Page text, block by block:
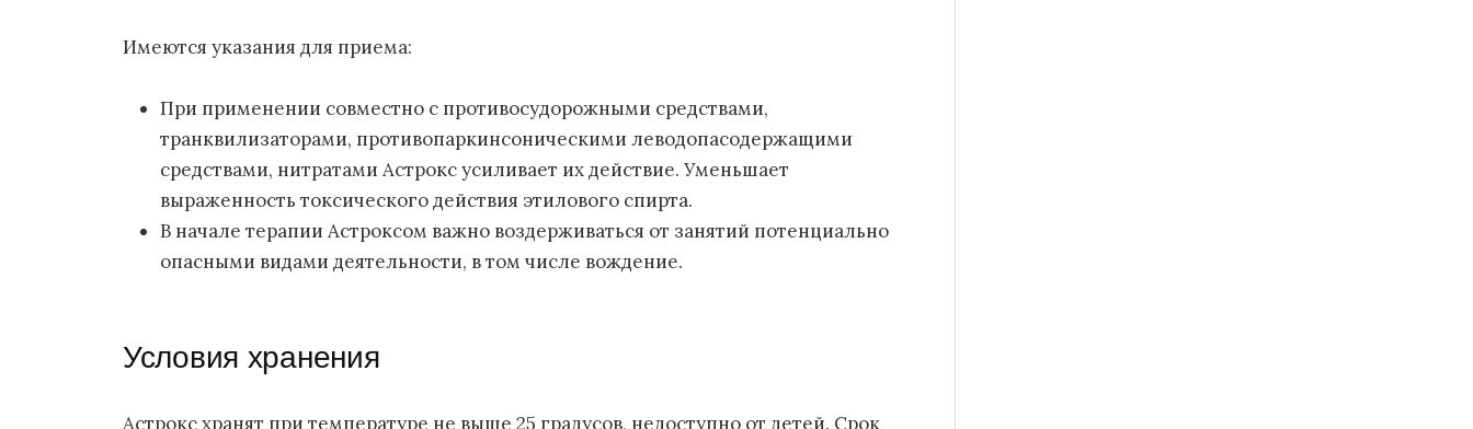
Имеются указания для приема:
При применении совместно с противосудорожными средствами,
транквилизаторами, противопаркинсоническими леводопасодержащими
средствами, нитратами Астрокс усиливает их действие. Уменьшает
выраженность токсического действия этилового спирта.
В начале терапии Астроксом важно воздерживаться от занятий потенциально
опасными видами деятельности, в том числе вождение.
Условия хранения
Астрокс хранят при температуре не выше 25 градусов, недоступно от детей. Срок